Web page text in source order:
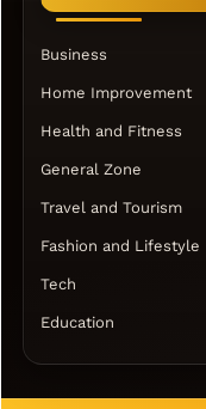
Business
Home Improvement
Health and Fitness
General Zone
Travel and Tourism
Fashion and Lifestyle
Tech
Education